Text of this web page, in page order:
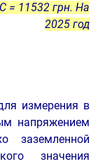
= 11532 грн. На
2025 год
измерения в
напряжением
заземленной
значения